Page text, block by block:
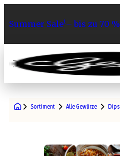
Summer Sale¹– bis zu 70 %
Sortiment Alle Gewürze Dips